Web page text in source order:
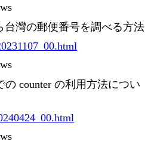
台灣の郵便番号を調べる方法
の counter の利用方法につい